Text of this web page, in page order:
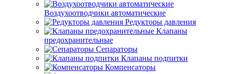
Воздухоотводчики автоматические
Редукторы давления
Клапаны
предохранительные
Сепараторы
Клапаны подпитки
Компенсаторы